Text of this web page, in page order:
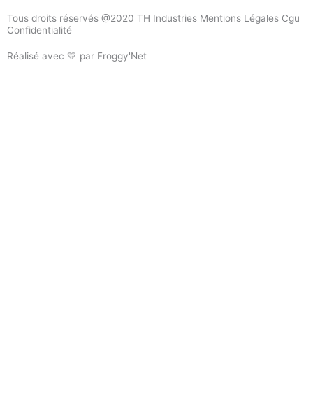
e
o
t
k
t
g
k
d
t
Tous droits réservés @2020 TH Industries Mentions Légales Cgu
Confidentialité
Réalisé avec 💛 par Froggy'Net